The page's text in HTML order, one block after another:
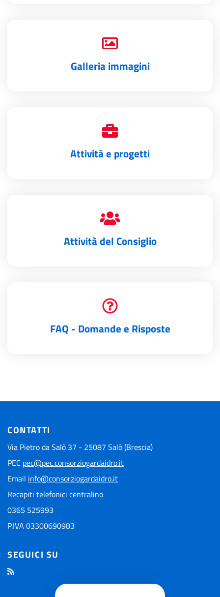
Galleria immagini
Attività e progetti
Attività del Consiglio
FAQ - Domande e Risposte
CONTATTI
Via Pietro da Salò 37 - 25087 Salò (Brescia)
PEC pec@pec.consorziogardaidro.it
Email info@consorziogardaidro.it
Recapiti telefonici centralino
0365 525993
P.IVA 03300690983
SEGUICI SU